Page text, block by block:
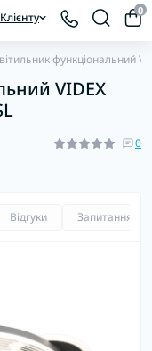
Клієнту 0
функціональний
VIDEX
0
Відгуки Запитання